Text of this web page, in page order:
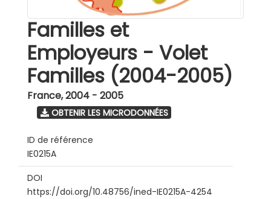
Familles et
Employeurs - Volet
Familles (2004-2005)
France,2004 - 2005
OBTENIR LES MICRODONNÉES
ID de référence
IE0215A
DOI
https://doi.org/10.48756/ined-IE0215A-4254